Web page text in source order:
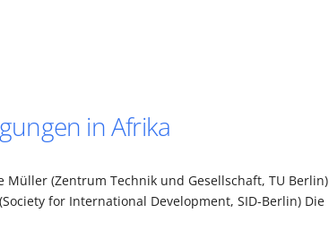
in Afrika
(Zentrum Technik und Gesellschaft, TU Berlin)
for International Development, SID-Berlin) Die